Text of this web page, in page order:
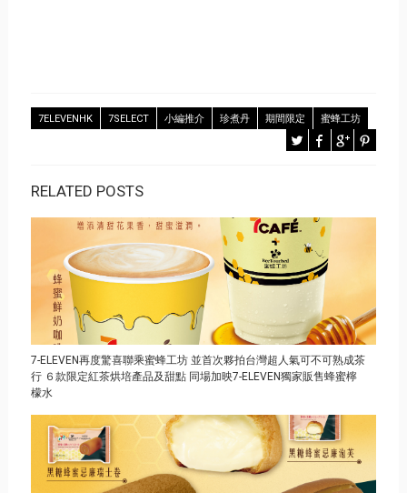
7ELEVENHK 7SELECT 小編推介 珍煮丹 期間限定 蜜蜂工坊
RELATED POSTS
7-ELEVEN再度驚喜聯乘蜜蜂工坊 並首次夥拍台灣超人氣可不可熟成茶
行 ６款限定紅茶烘培產品及甜點 同場加映7-ELEVEN獨家販售蜂蜜檸
檬水